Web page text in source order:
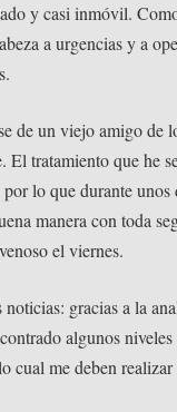
y casi inmóvil.
a urgencias y a
de un viejo amigo de
El tratamiento que he
lo que durante unos
manera con toda
el viernes.
gracias a la
algunos niveles
cual me deben realizar